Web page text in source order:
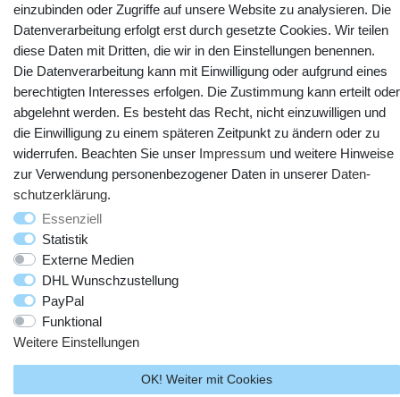
Vertrag widerrufen Kontakt
YouTube Facebook Instagram
© Copyright 2025 webtotrade GmbH. Alle Rechte vorbehalten.
einzubinden oder Zugriffe auf unsere Website zu analysieren. Die
Datenverarbeitung erfolgt erst durch gesetzte Cookies. Wir teilen
diese Daten mit Dritten, die wir in den Einstellungen benennen.
Die Datenverarbeitung kann mit Einwilligung oder aufgrund eines
berechtigten Interesses erfolgen. Die Zustimmung kann erteilt oder
abgelehnt werden. Es besteht das Recht, nicht einzuwilligen und
die Einwilligung zu einem späteren Zeitpunkt zu ändern oder zu
widerrufen. Beachten Sie unser Impressum und weitere Hinweise
zur Verwendung personenbezogener Daten in unserer Daten­
schutz­erklärung.
Essenziell
Statistik
Externe Medien
DHL Wunschzustellung
PayPal
Funktional
Weitere Einstellungen
OK! Weiter mit Cookies